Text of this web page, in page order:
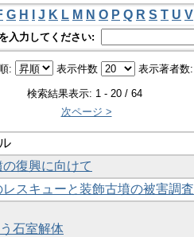
G H J K L M N O P Q R S T U V
入力してください:
: 表示件数 表示著者数:
検索結果表示: 1 - 20 / 64
次ページ >
復興に向けて
スキューと装飾古墳の被害調査
石室解体